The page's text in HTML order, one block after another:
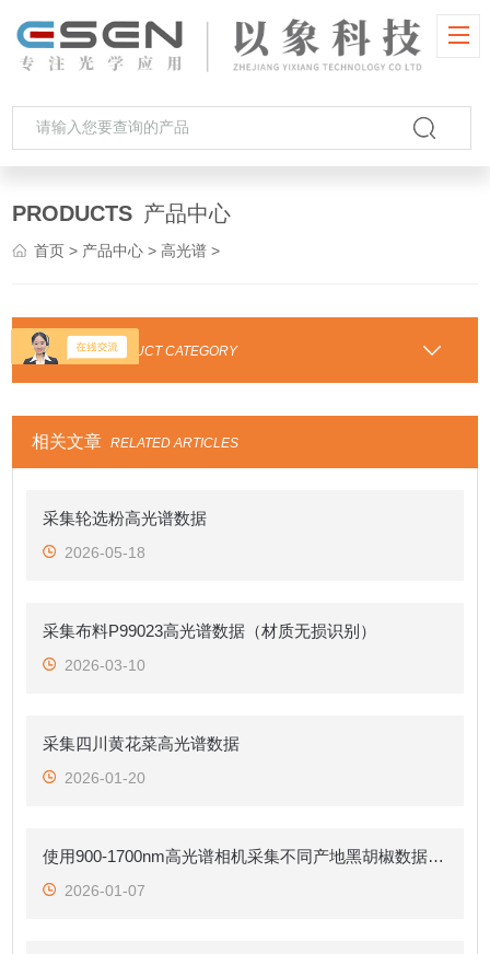
PRODUCTS 产品中心
首页 > 产品中心 >高光谱 >
产品分类PRODUCT CATEGORY
相关文章 RELATED ARTICLES
采集轮选粉高光谱数据
2026-05-18
采集布料P99023高光谱数据（材质无损识别）
2026-03-10
采集四川黄花菜高光谱数据
2026-01-20
使用900-1700nm高光谱相机采集不同产地黑胡椒数据-数据采集
2026-01-07